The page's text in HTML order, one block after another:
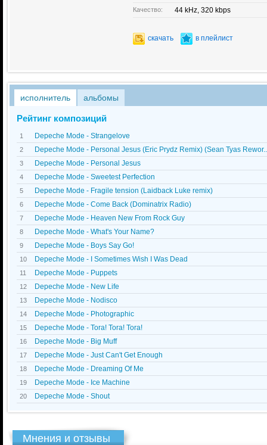
Качество: 44 kHz, 320 kbps
скачать в плейлист
исполнитель альбомы
Рейтинг композиций
1 Depeche Mode - Strangelove
2 Depeche Mode - Personal Jesus (Eric Prydz Remix) (Sean Tyas
3 Depeche Mode - Personal Jesus
4 Depeche Mode - Sweetest Perfection
5 Depeche Mode - Fragile tension (Laidback Luke remix)
6 Depeche Mode - Come Back (Dominatrix Radio)
7 Depeche Mode - Heaven New From Rock Guy
8 Depeche Mode - What's Your Name?
9 Depeche Mode - Boys Say Go!
10 Depeche Mode - I Sometimes Wish I Was Dead
11 Depeche Mode - Puppets
12 Depeche Mode - New Life
13 Depeche Mode - Nodisco
14 Depeche Mode - Photographic
15 Depeche Mode - Tora! Tora! Tora!
16 Depeche Mode - Big Muff
17 Depeche Mode - Just Can't Get Enough
18 Depeche Mode - Dreaming Of Me
19 Depeche Mode - Ice Machine
20 Depeche Mode - Shout
Мнения и отзывы